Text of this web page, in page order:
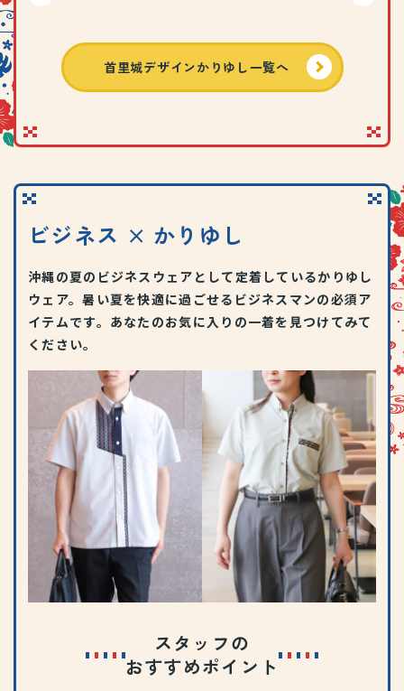
首里城デザインかりゆし一覧へ
ビジネス × かりゆし
沖縄の夏のビジネスウェアとして定着しているかりゆし
ウェア。暑い夏を快適に過ごせるビジネスマンの必須ア
イテムです。あなたのお気に入りの一着を見つけてみて
ください。
スタッフの
おすすめポイント